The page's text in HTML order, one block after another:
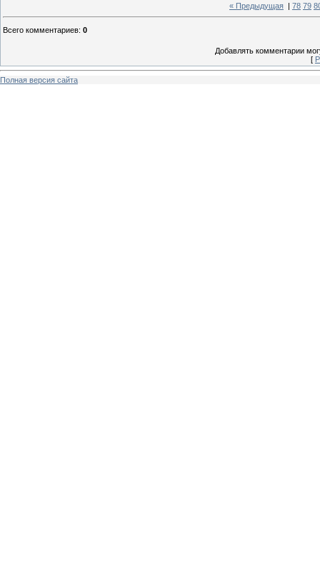
« Предыдущая 78 79
Всего комментариев: 0
Добавлять комментарии
[
Полная версия сайта